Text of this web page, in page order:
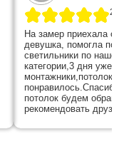
На замер приехала
девушка, помогла
светильники по
категории,3 дня уже
монтажники,потолок
потолок будем
рекомендовать